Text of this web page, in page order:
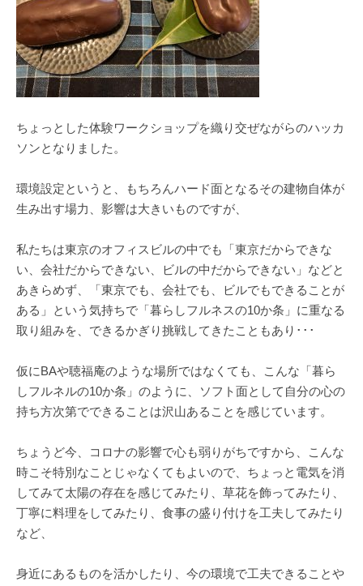
ちょっとした体験ワークショップを織り交ぜながらのハッカ
ソンとなりました。
環境設定というと、もちろんハード面となるその建物自体が
生み出す場力、影響は大きいものですが、
私たちは東京のオフィスビルの中でも「東京だからできな
い、会社だからできない、ビルの中だからできない」などと
あきらめず、「東京でも、会社でも、ビルでもできることが
ある」という気持ちで「暮らしフルネスの10か条」に重なる
取り組みを、できるかぎり挑戦してきたこともあり･･･
仮にBAや聴福庵のような場所ではなくても、こんな「暮ら
しフルネルの10か条」のように、ソフト面として自分の心の
持ち方次第でできることは沢山あることを感じています。
ちょうど今、コロナの影響で心も弱りがちですから、こんな
時こそ特別なことじゃなくてもよいので、ちょっと電気を消
してみて太陽の存在を感じてみたり、草花を飾ってみたり、
丁寧に料理をしてみたり、食事の盛り付けを工夫してみたり
など、
身近にあるものを活かしたり、今の環境で工夫できることや